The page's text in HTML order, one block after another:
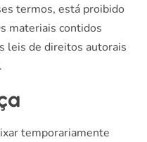
termos, está proibido
materiais contidos
leis de direitos autorais
temporariamente